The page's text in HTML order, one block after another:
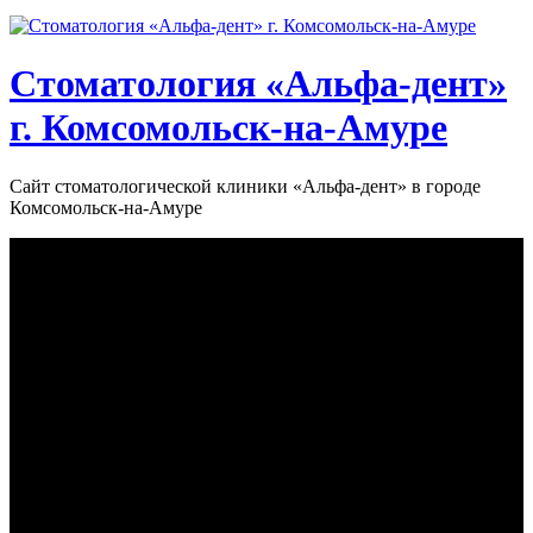
Стоматология «‎Альфа-дент»‎
г. Комсомольск-на-Амуре
Сайт стоматологической клиники «‎Альфа-дент» в городе
Комсомольск-на-Амуре